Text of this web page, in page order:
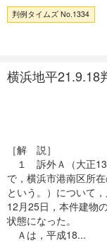
判例タイムズ No.1334
横浜地平21.9.18
［解 説］
１ 訴外Ａ（大正13
で，横浜市港南区所
という。）について
12月25日，本件建物
状態になった。
Ａは，平成18...